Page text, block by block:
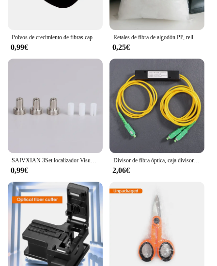
0,99€
Retales de fibra de algodón PP, relleno de almohada DIY, juguetes de muñeca, PUF de sofá, artesanía rellena de poliéster, Stoffen, 50g
0,25€
SAIVXIAN 3Set localizador Visual de fallos de fibra óptica de alta calidad tubo de cerámica y accesorios de piezas de repuesto de cabezal de Metal
0,99€
Divisor de fibra óptica, caja divisora cónica de 1 a 2 FTTH, accesorios de computadora SC/APC
2,06€